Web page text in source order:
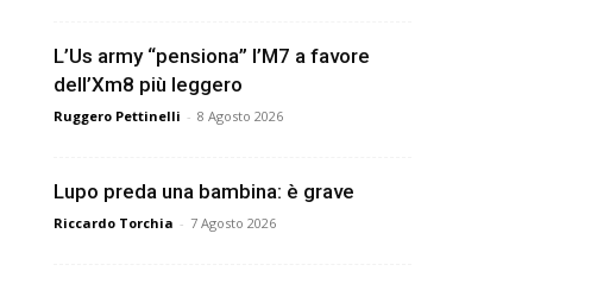
L’Us army “pensiona” l’M7 a favore
dell’Xm8 più leggero
Ruggero Pettinelli - 8 Agosto 2026
Lupo preda una bambina: è grave
Riccardo Torchia - 7 Agosto 2026